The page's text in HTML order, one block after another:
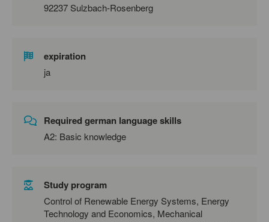
92237 Sulzbach-Rosenberg
expiration
ja
Required german language skills
A2: Basic knowledge
Study program
Control of Renewable Energy Systems, Energy
Technology and Economics, Mechanical